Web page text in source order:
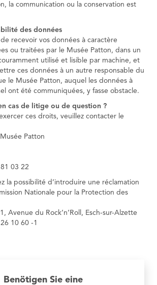
la communication ou la conservation est
des données
recevoir vos données à caractère
ou traitées par le Musée Patton, dans un
utilisé et lisible par machine, et
ces données à un autre responsable du
le Musée Patton, auquel les données à
ont été communiquées, y fasse obstacle.
cas de litige ou de question ?
ces droits, veuillez contacter le
Patton
03 22
la possibilité d’introduire une réclamation
Nationale pour la Protection des
Avenue du Rock’n’Roll, Esch-sur-Alzette
10 60 -1
Benötigen Sie eine